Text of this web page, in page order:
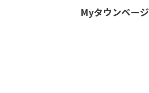
Myタウンページ